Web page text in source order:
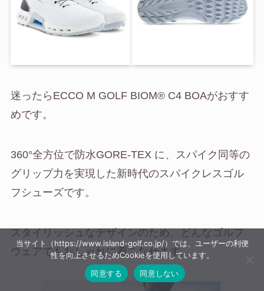
迷ったらECCO M GOLF BIOM® C4 BOAがおすす
めです。
360°全方位で防水GORE-TEX に、スパイク同等の
グリップ力を実現した新時代のスパイクレスゴル
フシューズです。
スタイリッシュなデザインのため、どんなゴルフ
ウェアでもおしゃれに着こなせます。
当サイト（https://www.island-golf.co.jp/）では、ユーザーの利便
性を向上させるためCookieを使用しています。
同意する
同意しない